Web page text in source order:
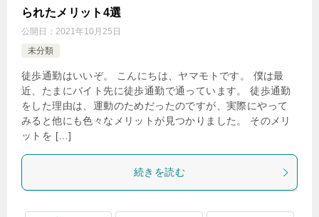
られたメリット4選
公開日： 2021年10月25日
未分類
徒歩通勤はいいぞ。 こんにちは、ヤマモトです。 僕は最
近、たまにバイト先に徒歩通勤で通っています。 徒歩通勤
をした理由は、運動のためだったのですが、実際にやって
みると他にも色々なメリットが見つかりました。 そのメリ
ットを […]
続きを読む